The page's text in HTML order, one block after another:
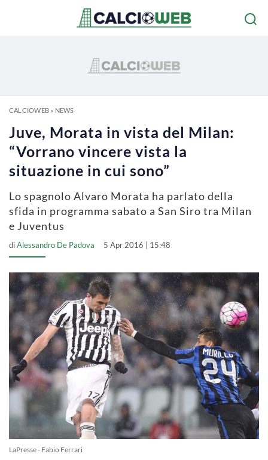
CALCIOWEB» NEWS
Juve, Morata in vista del Milan:
“Vorrano vincere vista la
situazione in cui sono”
Lo spagnolo Alvaro Morata ha parlato della
sfida in programma sabato a San Siro tra Milan
e Juventus
diAlessandro De Padova 5 Apr 2016 | 15:48
LaPresse - Fabio Ferrari